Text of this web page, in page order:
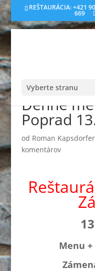
REŠTAURÁCIA: +421
669
Vyberte stranu
Denné
Poprad
od Roman Kapsdorfer
komentárov
Menu